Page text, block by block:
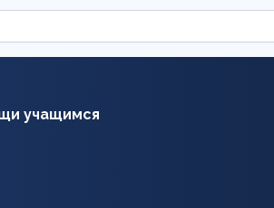
учащимся